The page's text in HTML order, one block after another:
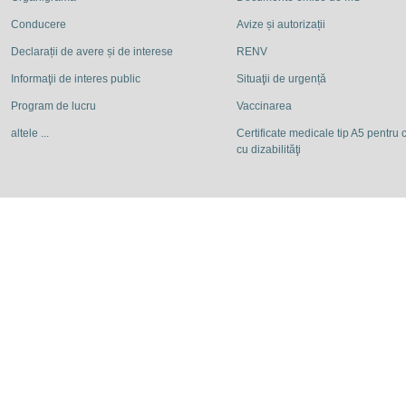
Conducere
Declarații de avere și de interese
Informaţii de interes public
Program de lucru
altele ...
Avize și autorizații
RENV
Situaţii de urgență
Vaccinarea
Certificate medicale tip A5 pentru
cu dizabilităţi